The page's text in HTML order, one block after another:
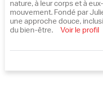
nature, à leur corps et à
mouvement. Fondé par
une approche douce,
du bien-être. Voir le profil